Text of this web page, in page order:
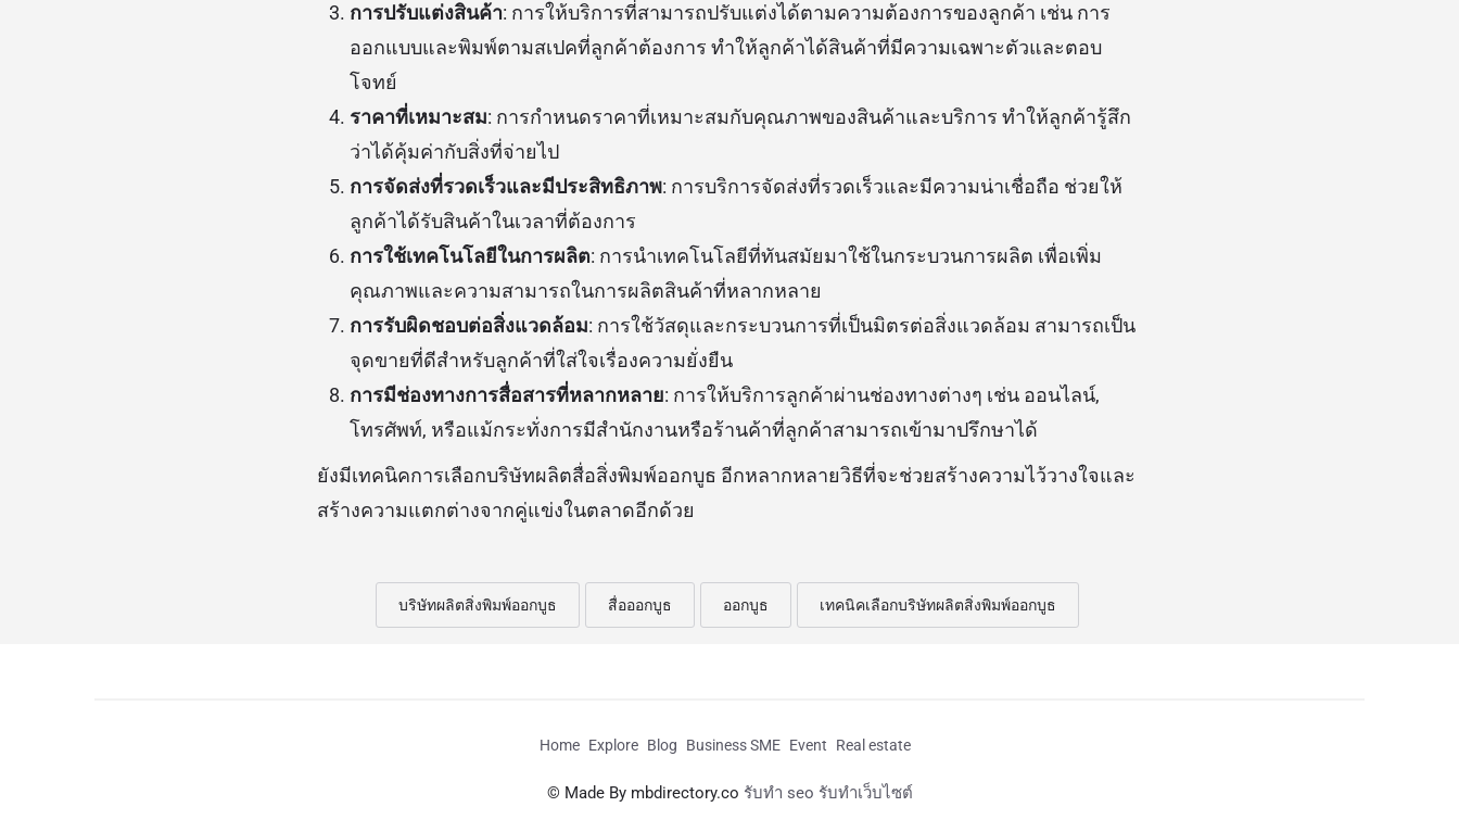
การปรับแต่งสินค้า: การให้บริการที่สามารถปรับแต่งได้ตามความต้องการของลูกค้า เช่น การ
ออกแบบและพิมพ์ตามสเปคที่ลูกค้าต้องการ ทำให้ลูกค้าได้สินค้าที่มีความเฉพาะตัวและตอบ
โจทย์
ราคาที่เหมาะสม: การกำหนดราคาที่เหมาะสมกับคุณภาพของสินค้าและบริการ ทำให้ลูกค้ารู้สึก
ว่าได้คุ้มค่ากับสิ่งที่จ่ายไป
การจัดส่งที่รวดเร็วและมีประสิทธิภาพ: การบริการจัดส่งที่รวดเร็วและมีความน่าเชื่อถือ ช่วยให้
ลูกค้าได้รับสินค้าในเวลาที่ต้องการ
การใช้เทคโนโลยีในการผลิต: การนำเทคโนโลยีที่ทันสมัยมาใช้ในกระบวนการผลิต เพื่อเพิ่ม
คุณภาพและความสามารถในการผลิตสินค้าที่หลากหลาย
การรับผิดชอบต่อสิ่งแวดล้อม: การใช้วัสดุและกระบวนการที่เป็นมิตรต่อสิ่งแวดล้อม สามารถเป็น
จุดขายที่ดีสำหรับลูกค้าที่ใส่ใจเรื่องความยั่งยืน
การมีช่องทางการสื่อสารที่หลากหลาย: การให้บริการลูกค้าผ่านช่องทางต่างๆ เช่น ออนไลน์,
โทรศัพท์, หรือแม้กระทั่งการมีสำนักงานหรือร้านค้าที่ลูกค้าสามารถเข้ามาปรึกษาได้
ยังมีเทคนิคการเลือกบริษัทผลิตสื่อสิ่งพิมพ์ออกบูธ อีกหลากหลายวิธีที่จะช่วยสร้างความไว้วางใจและ
สร้างความแตกต่างจากคู่แข่งในตลาดอีกด้วย
บริษัทผลิตสิ่งพิมพ์ออกบูธ สื่อออกบูธ ออกบูธ เทคนิคเลือกบริษัทผลิตสิ่งพิมพ์ออกบูธ
Home Explore Blog Business SME Event Real estate
© Made By mbdirectory.co รับทำ seo รับทำเว็บไซต์